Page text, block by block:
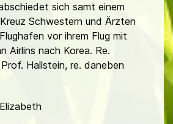
sich samt ei­nem
Schwestern und Ärzten
vor ihrem Flug mit
Airlins nach Korea. Re.
Hallstein, re. daneben